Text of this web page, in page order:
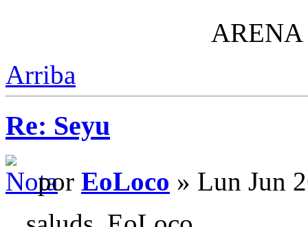
Arriba
Re: Seyu
por EoLoco » Lun Jun